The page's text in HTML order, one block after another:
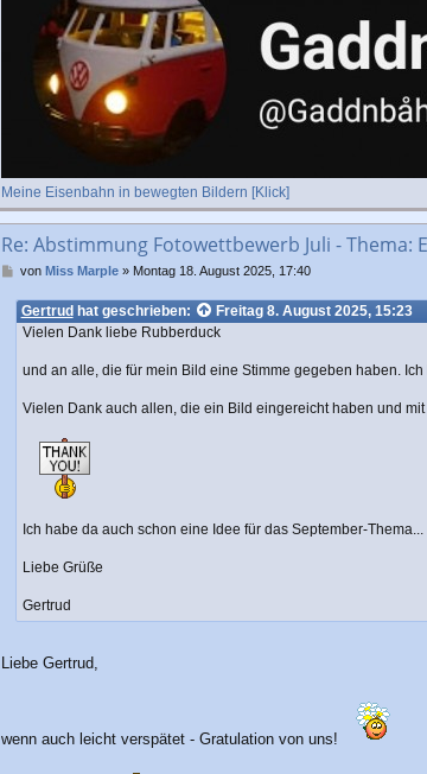
Meine Eisenbahn in bewegten Bildern [Klick]
Re: Abstimmung Fotowettbewerb Juli - Thema:
B
i
t
von Miss Marple» Montag 18. August 2025, 17:40
Gertrud hat geschrieben:
Freitag 8. August 2025, 15:23
Vielen Dank liebe Rubberduck
und an alle, die für mein Bild eine Stimme gegeben haben.
Vielen Dank auch allen, die ein Bild eingereicht haben und
Ich habe da auch schon eine Idee für das September-Thema...
Liebe Grüße
Gertrud
Liebe Gertrud,
wenn auch leicht verspätet - Gratulation von uns!